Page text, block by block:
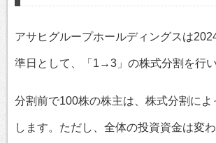
アサヒグループホールディングスは
準日として、「1→3」の株式分割を行い
分割前で100株の株主は、株式分割によ
します。ただし、全体の投資資金は変わ